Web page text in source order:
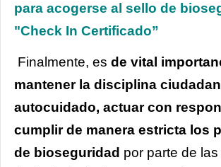
para acogerse al sello de
"Check In Certificado”
Finalmente, es de vital
mantener la disciplina
autocuidado, actuar con
cumplir de manera estricta los
de bioseguridad por parte de